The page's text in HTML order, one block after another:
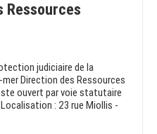
Ressources
judiciaire de la
Direction des Ressources
ouvert par voie statutaire
: 23 rue Miollis -